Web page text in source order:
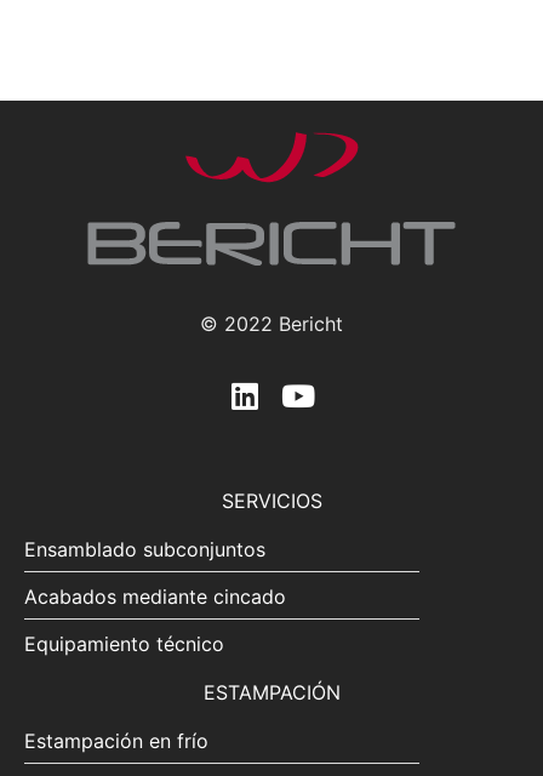
© 2022 Bericht
SERVICIOS
Ensamblado subconjuntos
Acabados mediante cincado
Equipamiento técnico
ESTAMPACIÓN
Estampación en frío